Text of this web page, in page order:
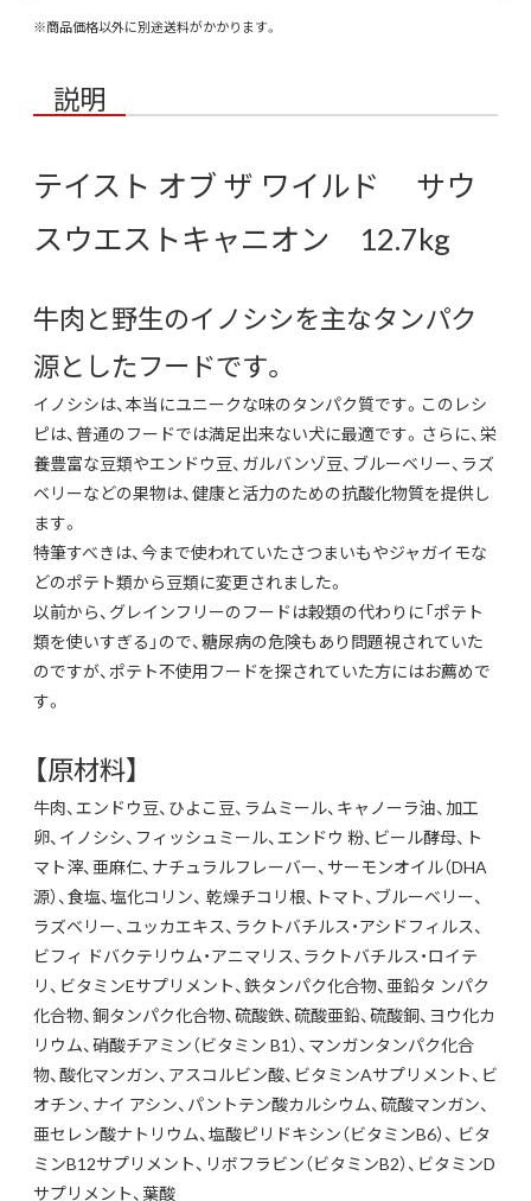
※商品価格以外に別途送料がかかります。
説明
テイスト オブ ザ ワイルド サウ
スウエストキャニオン 12.7kg
牛肉と野生のイノシシを主なタンパク
源としたフードです。
イノシシは、本当にユニークな味のタンパク質です。このレシ
ピは、普通のフードでは満足出来ない犬に最適です。さらに、栄
養豊富な豆類やエンドウ豆、ガルバンゾ豆、ブルーベリー、ラズ
ベリーなどの果物は、健康と活力のための抗酸化物質を提供し
ます。
特筆すべきは、今まで使われていたさつまいもやジャガイモな
どのポテト類から豆類に変更されました。
以前から、グレインフリーのフードは穀類の代わりに「ポテト
類を使いすぎる」ので、糖尿病の危険もあり問題視されていた
のですが、ポテト不使用フードを探されていた方にはお薦めで
す。
【原材料】
牛肉、エンドウ豆、ひよこ豆、ラムミール、キャノーラ油、加工
卵、イノシシ、フィッシュミール、エンドウ 粉、ビール酵母、ト
マト滓、亜麻仁、ナチュラルフレーバー、サーモンオイル（DHA
源）、食塩、塩化コリン、 乾燥チコリ根、トマト、ブルーベリー、
ラズベリー、ユッカエキス、ラクトバチルス・アシドフィルス、
ビフィ ドバクテリウム・アニマリス、ラクトバチルス・ロイテ
リ、ビタミンEサプリメント、鉄タンパク化合物、亜鉛タ ンパク
化合物、銅タンパク化合物、硫酸鉄、硫酸亜鉛、硫酸銅、ヨウ化カ
リウム、硝酸チアミン（ビタミン B1）、マンガンタンパク化合
物、酸化マンガン、アスコルビン酸、ビタミンAサプリメント、ビ
オチン、ナイ アシン、パントテン酸カルシウム、硫酸マンガン、
亜セレン酸ナトリウム、塩酸ピリドキシン（ビタミンB6）、 ビタ
ミンB12サプリメント、リボフラビン（ビタミンB2）、ビタミンD
サプリメント、葉酸